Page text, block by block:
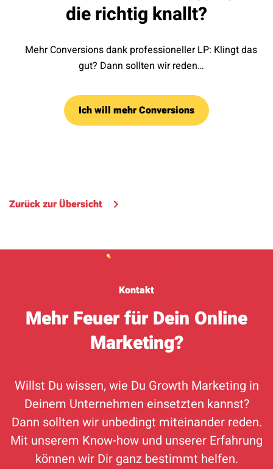
die richtig knallt?
Mehr Conversions dank professioneller LP: Klingt das
gut? Dann sollten wir reden…
Ich will mehr Conversions
Zurück zur Übersicht
Kontakt
Mehr Feuer für Dein Online
Marketing?
Willst Du wissen, wie Du Growth Marketing in
Deinem Unternehmen einsetzten kannst?
Dann sollten wir unbedingt miteinander reden.
Mit unserem Know-how und unserer Erfahrung
können wir Dir ganz bestimmt helfen.